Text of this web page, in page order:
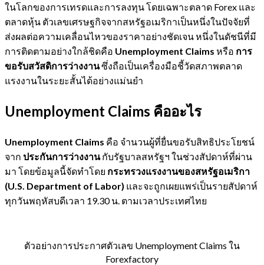
ในโลกของการเทรดและการลงทุน โดยเฉพาะตลาด Forex และ
ตลาดหุ้น ตัวเลขเศรษฐกิจจากสหรัฐอเมริกาเป็นหนึ่งในปัจจัยที่
ส่งผลต่อความเคลื่อนไหวของราคาอย่างชัดเจน หนึ่งในดัชนีที่มี
การติดตามอย่างใกล้ชิดคือ Unemployment Claims หรือ การ
ขอรับสวัสดิการว่างงานซึ่งถือเป็นเครื่องมือชี้วัดสภาพตลาด
แรงงานในระยะสั้นได้อย่างแม่นยำ
Unemployment Claims คืออะไร
Unemployment Claims คือ จำนวนผู้ที่ยื่นขอรับสิทธิประโยชน์
จาก ประกันการว่างงานกับรัฐบาลสหรัฐฯ ในช่วงสัปดาห์ที่ผ่าน
มา โดยข้อมูลนี้จัดทำโดย กระทรวงแรงงานของสหรัฐอเมริกา
(U.S. Department of Labor) และจะถูกเผยแพร่เป็นรายสัปดาห์
ทุกวันพฤหัสบดีเวลา 19.30 น. ตามเวลาประเทศไทย
ตัวอย่างการประกาศตัวเลข Unemployment Claims ใน
Forexfactory